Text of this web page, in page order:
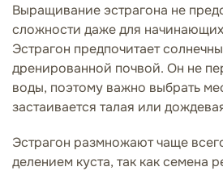
Выращивание эстрагона не
сложности даже для
Эстрагон предпочитает
дренированной почвой. Он не
воды, поэтому важно выбрать
застаивается талая или
Эстрагон размножают чаще
делением куста, так как семена